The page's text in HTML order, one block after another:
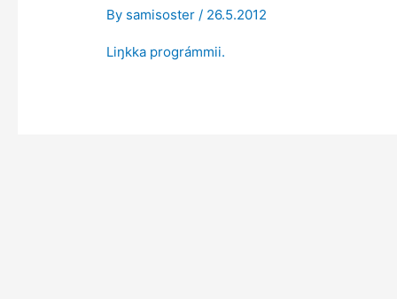
By samisoster/ 26.5.2012
Liŋkka prográmmii.